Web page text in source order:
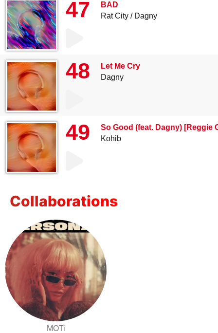
47
BAD
Rat City
Dagny
48
Let Me Cry
Dagny
49
So Good (feat. Dagny) [Reggie
Kohib
Collaborations
MOTi